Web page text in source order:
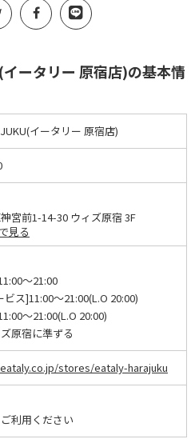
ータリー 原宿店)の基本情
イータリー 原宿店)
宮前1-14-30 ウィズ原宿 3F
見る
～21:00
ス]11:00～21:00(L.O 20:00)
～21:00(L.O 20:00)
原宿に準ずる
stores/eataly-harajuku
利用ください